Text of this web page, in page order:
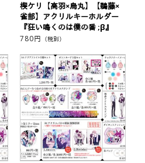
楔ケリ【高羽×烏丸】【鵜藤×
雀部】アクリルキーホルダー
『狂い鳴くのは僕の番 ;β』
780円 （税別）